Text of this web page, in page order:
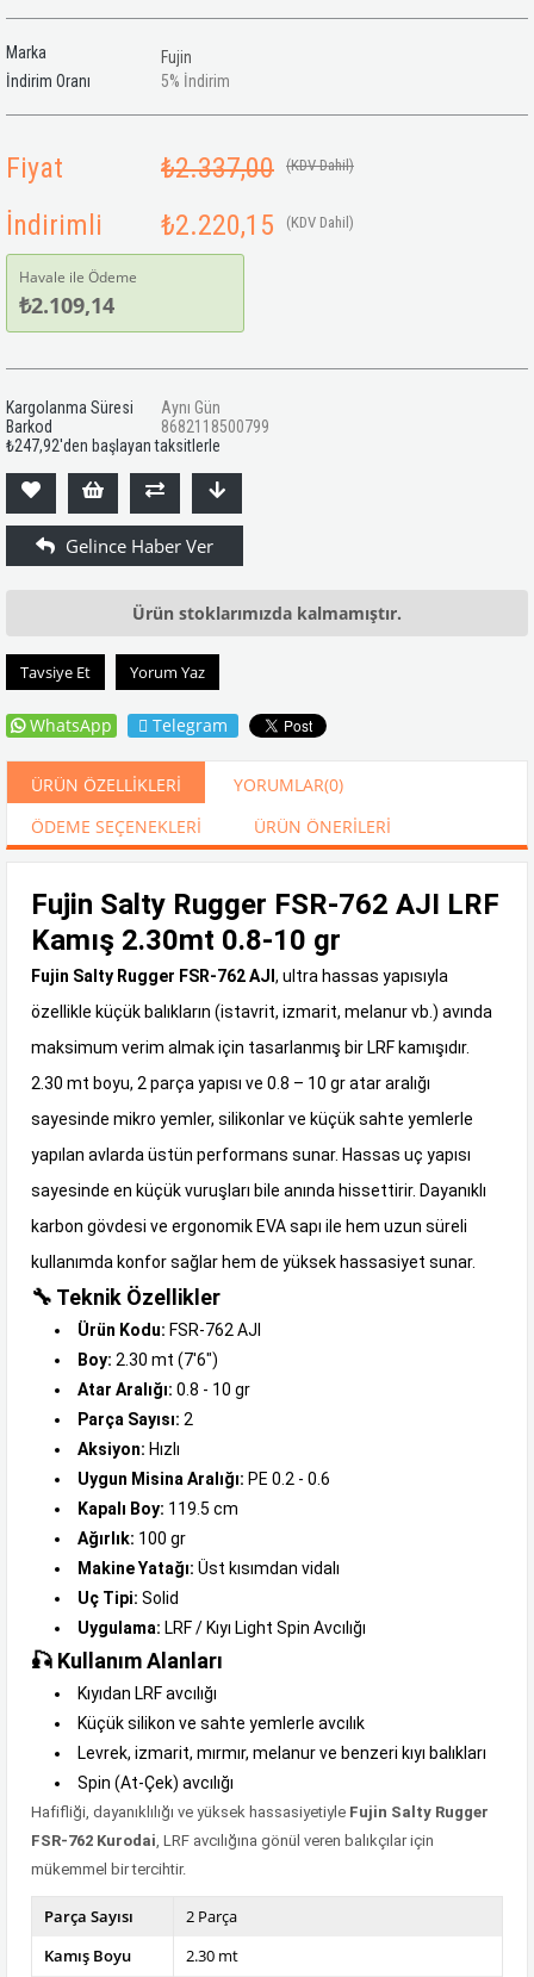
Marka
Fujin
İndirim Oranı
%
5 İndirim
Fiyat ₺2.337,00 (KDV Dahil)
İndirimli ₺2.220,15 (KDV Dahil)
Havale ile Ödeme
₺2.109,14
Kargolanma Süresi
Aynı Gün
Barkod
8682118500799
₺247,92'den başlayan taksitlerle
Ürün stoklarımızda kalmamıştır.
Tavsiye Et Yorum Yaz
WhatsApp Telegram
ÜRÜN ÖZELLIKLERI YORUMLAR(0)
ÖDEME SEÇENEKLERI
ÜRÜN ÖNERILERI
Fujin Salty Rugger FSR-762 AJI LRF
Kamış 2.30mt 0.8-10 gr
Fujin Salty Rugger FSR-762 AJI , ultra hassas yapısıyla
özellikle küçük balıkların (istavrit, izmarit, melanur vb.) avında
maksimum verim almak için tasarlanmış bir LRF kamışıdır.
2.30 mt boyu, 2 parça yapısı ve 0.8 – 10 gr atar aralığı
sayesinde mikro yemler, silikonlar ve küçük sahte yemlerle
yapılan avlarda üstün performans sunar. Hassas uç yapısı
sayesinde en küçük vuruşları bile anında hissettirir. Dayanıklı
karbon gövdesi ve ergonomik EVA sapı ile hem uzun süreli
kullanımda konfor sağlar hem de yüksek hassasiyet sunar.
🔧 Teknik Özellikler
Ürün Kodu: FSR-762 AJI
Boy: 2.30 mt (7'6")
Atar Aralığı: 0.8 - 10 gr
Parça Sayısı: 2
Aksiyon: Hızlı
Uygun Misina Aralığı: PE 0.2 - 0.6
Kapalı Boy: 119.5 cm
Ağırlık: 100 gr
Makine Yatağı: Üst kısımdan vidalı
Uç Tipi: Solid
Uygulama: LRF / Kıyı Light Spin Avcılığı
🎣 Kullanım Alanları
Kıyıdan LRF avcılığı
Küçük silikon ve sahte yemlerle avcılık
Levrek, izmarit, mırmır, melanur ve benzeri kıyı balıkları
Spin (At-Çek) avcılığı
Hafifliği, dayanıklılığı ve yüksek hassasiyetiyle Fujin Salty Rugger
FSR-762 Kurodai, LRF avcılığına gönül veren balıkçılar için
mükemmel bir tercihtir.
Parça Sayısı
2 Parça
Kamış Boyu
2.30 mt